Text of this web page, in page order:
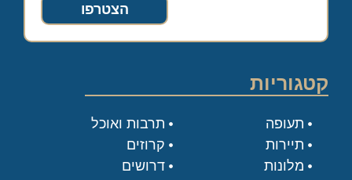
הצטרפו
קטגוריות
תעופה
תיירות
מלונות
תרבות ואוכל
קרוזים
דרושים